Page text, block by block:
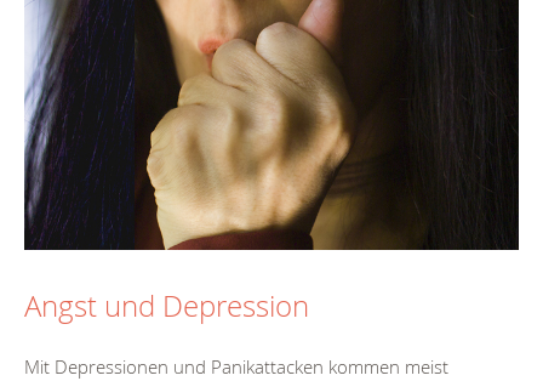
Angst und Depression
Mit Depressionen und Panikattacken kommen meist